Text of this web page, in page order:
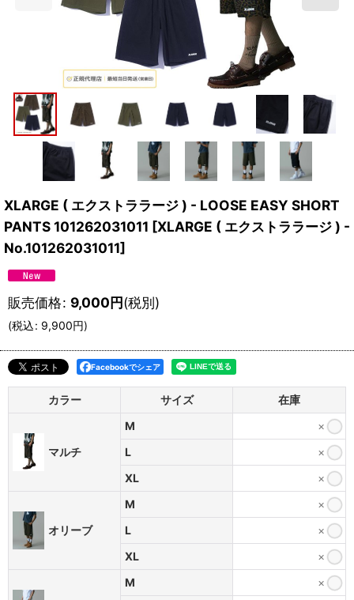
XLARGE ( エクストララージ ) - LOOSE EASY SHORT
PANTS 101262031011 [XLARGE ( エクストララージ ) -
No.101262031011]
販売価格: 9,000円(税別)
(税込: 9,900円)
Facebookでシェア
カラー サイズ 在庫
マルチ
M
×
L
×
XL
×
オリーブ
M
×
L
×
XL
×
M
×